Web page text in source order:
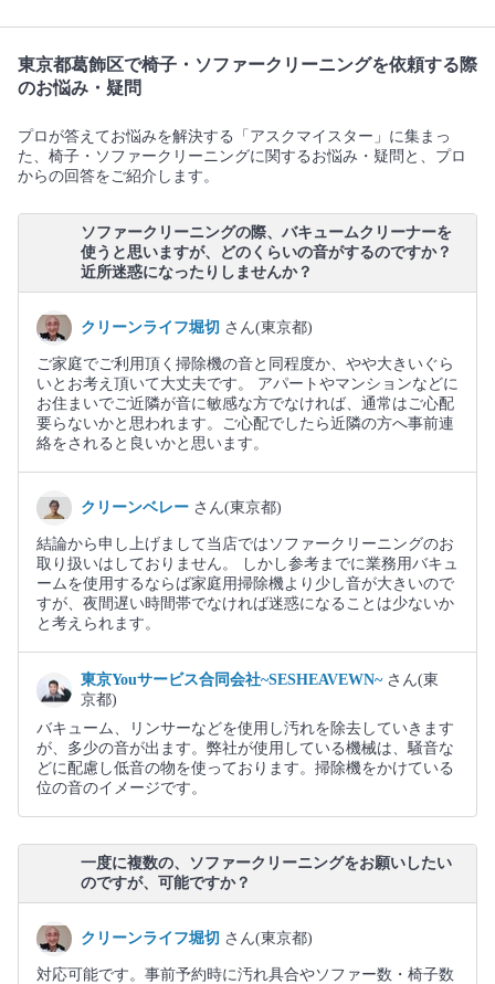
東京都葛飾区で椅子・ソファークリーニングを依頼する際
のお悩み・疑問
プロが答えてお悩みを解決する「アスクマイスター」に集まっ
た、椅子・ソファークリーニングに関するお悩み・疑問と、プロ
からの回答をご紹介します。
ソファークリーニングの際、バキュームクリーナーを
使うと思いますが、どのくらいの音がするのですか？
近所迷惑になったりしませんか？
クリーンライフ堀切 さん(東京都)
ご家庭でご利用頂く掃除機の音と同程度か、やや大きいぐら
いとお考え頂いて大丈夫です。 アパートやマンションなどに
お住まいでご近隣が音に敏感な方でなければ、通常はご心配
要らないかと思われます。ご心配でしたら近隣の方へ事前連
絡をされると良いかと思います。
クリーンベレー さん(東京都)
結論から申し上げまして当店ではソファークリーニングのお
取り扱いはしておりません。 しかし参考までに業務用バキュ
ームを使用するならば家庭用掃除機より少し音が大きいので
すが、夜間遅い時間帯でなければ迷惑になることは少ないか
と考えられます。
東京Youサービス合同会社~SESHEAVEWN~ さん(東
京都)
バキューム、リンサーなどを使用し汚れを除去していきます
が、多少の音が出ます。弊社が使用している機械は、騒音な
どに配慮し低音の物を使っております。掃除機をかけている
位の音のイメージです。
一度に複数の、ソファークリーニングをお願いしたい
のですが、可能ですか？
クリーンライフ堀切 さん(東京都)
対応可能です。事前予約時に汚れ具合やソファー数・椅子数